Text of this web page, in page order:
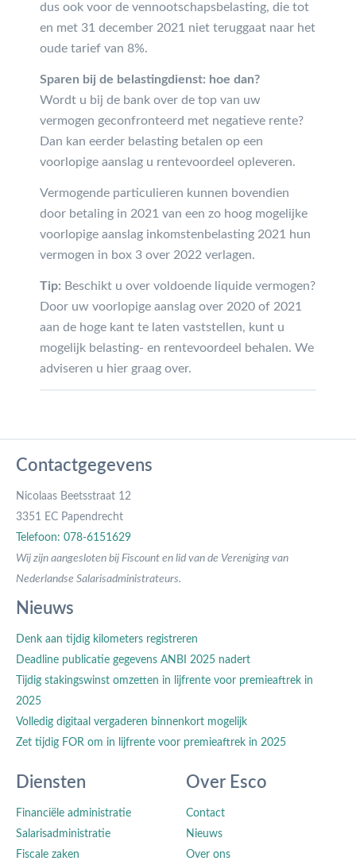
dus ook voor de vennootschapsbelasting, die tot
en met 31 december 2021 niet teruggaat naar het
oude tarief van 8%.
Sparen bij de belastingdienst: hoe dan?
Wordt u bij de bank over de top van uw
vermogen geconfronteerd met negatieve rente?
Dan kan eerder belasting betalen op een
voorlopige aanslag u rentevoordeel opleveren.
Vermogende particulieren kunnen bovendien
door betaling in 2021 van een zo hoog mogelijke
voorlopige aanslag inkomstenbelasting 2021 hun
vermogen in box 3 over 2022 verlagen.
Tip: Beschikt u over voldoende liquide vermogen?
Door uw voorlopige aanslag over 2020 of 2021
aan de hoge kant te laten vaststellen, kunt u
mogelijk belasting- en rentevoordeel behalen. We
adviseren u hier graag over.
Contactgegevens
Nicolaas Beetsstraat 12
3351 EC Papendrecht
Telefoon: 078-6151629
Wij zijn aangesloten bij Fiscount en lid van de Vereniging van
Nederlandse Salarisadministrateurs.
Nieuws
Denk aan tijdig kilometers registreren
Deadline publicatie gegevens ANBI 2025 nadert
Tijdig stakingswinst omzetten in lijfrente voor premieaftrek in
2025
Volledig digitaal vergaderen binnenkort mogelijk
Zet tijdig FOR om in lijfrente voor premieaftrek in 2025
Diensten
Financiële administratie
Salarisadministratie
Fiscale zaken
Over Esco
Contact
Nieuws
Over ons